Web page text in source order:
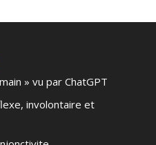
» vu par ChatGPT
involontaire et